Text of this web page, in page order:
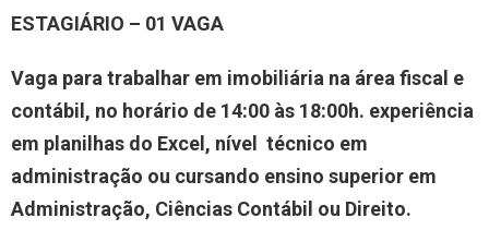
ESTAGIÁRIO – 01 VAGA
Vaga para trabalhar em imobiliária na área fiscal e
contábil, no horário de 14:00 às 18:00h. experiência
em planilhas do Excel, nível técnico em
administração ou cursando ensino superior em
Administração, Ciências Contábil ou Direito.